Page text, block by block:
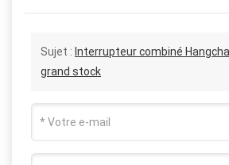
Sujet : Interrupteur combiné
grand stock